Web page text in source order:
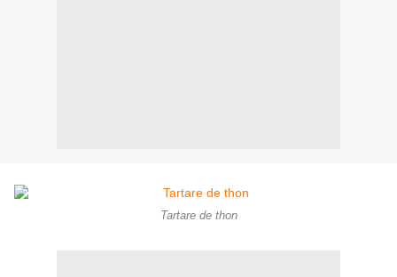
Tartare de thon